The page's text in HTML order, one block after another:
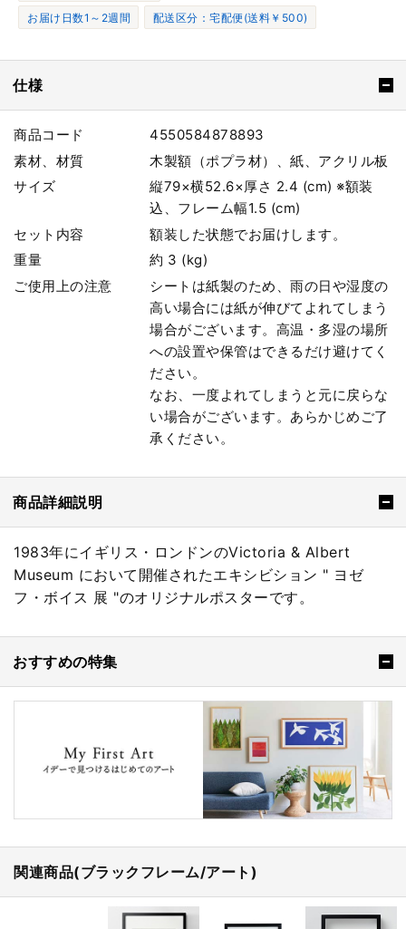
お届け日数1～2週間
配送区分：宅配便(送料￥500)
仕様
商品コード
4550584878893
素材、材質
木製額（ポプラ材）、紙、アクリル板
サイズ
縦79×横52.6×厚さ 2.4 (cm) ※額装
込、フレーム幅1.5 (cm)
セット内容
額装した状態でお届けします。
重量
約 3 (kg)
ご使用上の注意
シートは紙製のため、雨の日や湿度の
高い場合には紙が伸びてよれてしまう
場合がございます。高温・多湿の場所
への設置や保管はできるだけ避けてく
ださい。
なお、一度よれてしまうと元に戻らな
い場合がございます。あらかじめご了
承ください。
商品詳細説明
1983年にイギリス・ロンドンのVictoria & Albert
Museum において開催されたエキシビション " ヨゼ
フ・ボイス 展 "のオリジナルポスターです。
おすすめの特集
関連商品(ブラックフレーム/アート)